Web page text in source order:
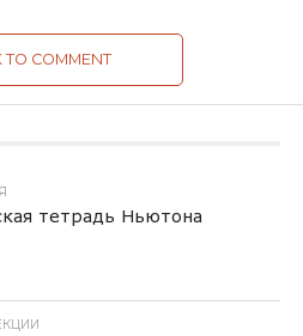
TO COMMENT
тетрадь Ньютона